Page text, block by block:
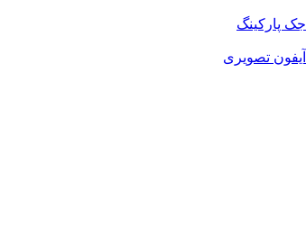
جک پارکینگ
آیفون تصویری